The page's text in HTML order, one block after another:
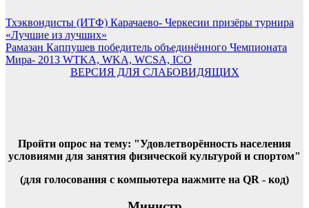
Навигация
по
записям
Тхэквондисты (ИТФ) Карачаево- Черкесии призёры турнира
«Лучшие из лучших»
Рамазан Каппушев победитель объединённого Чемпионата
Мира- 2013 WTKA, WKA, WCSA, ICO
ВЕРСИЯ ДЛЯ СЛАБОВИДЯЩИХ
Пройти опрос на тему: "Удовлетворённость населения
условиями для занятия физической культурой и спортом"
(для голосования с компьютера нажмите на QR - код)